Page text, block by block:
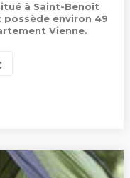
à Saint-Benoît
environ 49
Vienne.